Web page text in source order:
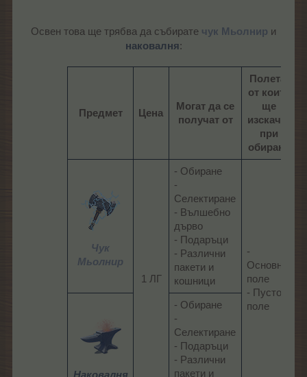
Освен това ще трябва да събирате чук Мьолнир и
наковалня:
Предмет Цена
Могат да се
получат от
Полета,
от които
ще
изскачат
при
обиране
Чук
Мьолнир
1 ЛГ​
- Обиране
-
Селектиране
- Вълшебно
дърво
- Подаръци
- Различни
пакети и
кошници​
-
Основно
поле
- Пусто
поле​
- Обиране
-
Селектиране
- Подаръци
- Различни
пакети и